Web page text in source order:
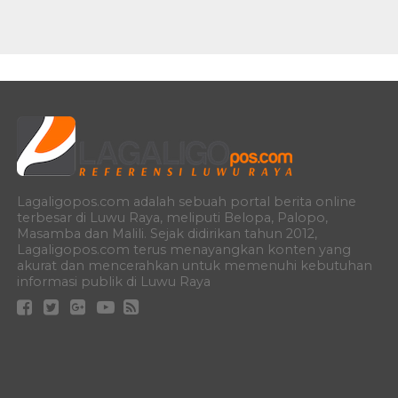
Lagaligopos.com adalah sebuah portal berita online
terbesar di Luwu Raya, meliputi Belopa, Palopo,
Masamba dan Malili. Sejak didirikan tahun 2012,
Lagaligopos.com terus menayangkan konten yang
akurat dan mencerahkan untuk memenuhi kebutuhan
informasi publik di Luwu Raya